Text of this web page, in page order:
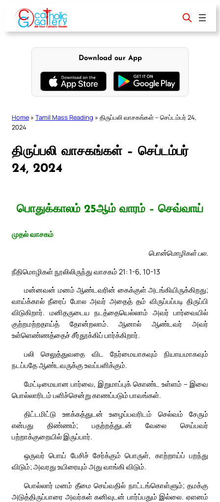
content
Download our App
Home » Tamil Mass Reading » திருப்பலி வாசகங்கள் – செப்டம்பர் 24,
2024
திருப்பலி வாசகங்கள் – செப்டம்பர்
24, 2024
பொதுக்காலம் 25ஆம் வாரம் – செவ்வாய்
முதல் வாசகம்
பொன்மொழிகள் பல.
நீதிமொழிகள் நூலிலிருந்து வாசகம் 21: 1-6, 10-13
மன்னவன் மனம் ஆண்டவரின் கைக்குள் அடங்கியிருக்கிறது;
வாய்க்கால் நீரைப் போல அவர் அதைத் தம் விருப்பப்படி திருப்பி
விடுகிறார். மனிதருடைய நடத்தையெல்லாம் அவர் பார்வையில்
குற்றமற்றதாய்த் தோன்றலாம். ஆனால் ஆண்டவர் அவர்
உள்ளெண்ணத்தைச் சீர்தூக்கிப் பார்க்கிறார்.
பலி செலுத்துவதை விட நேர்மையாகவும் நியாயமாகவும்
நடப்பதே ஆண்டவருக்கு உவப்பளிக்கும்.
மேட்டிமையான பார்வை, இறுமாப்புக் கொண்ட உள்ளம் – இவை
பொல்லாரிடம் பளிச்சென்று காணப்படும் பாவங்கள்.
திட்டமிட்டு ஊக்கத்துடன் உழைப்பவரிடம் செல்வம் சேரும்
என்பது திண்ணம்; பதற்றத்துடன் வேலை செய்பவர்
பற்றாக்குறையில் இருப்பார்.
ஒருவர் பொய் பேசிச் சேர்க்கும் பொருள், காற்றாய்ப் பறந்து
விடும்; அவரது உயிரையும் அது வாங்கி விடும்.
பொல்லார் மனம் தீமை செய்வதில் நாட்டங்கொள்ளும்; தமக்கு
அடுத்திருப்பாரை அவர்கள் கனிவுடன் பார்ப்பதும் இல்லை. ஏளனம்